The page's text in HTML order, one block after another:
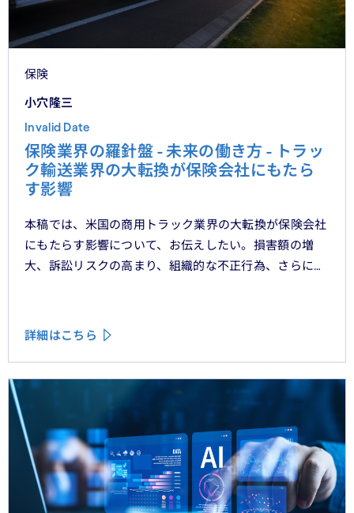
保険
小穴隆三
Invalid Date
保険業界の羅針盤 - 未来の働き方 - トラッ
ク輸送業界の大転換が保険会社にもたら
す影響
本稿では、米国の商用トラック業界の大転換が保険会社
にもたらす影響について、お伝えしたい。損害額の増
大、訴訟リスクの高まり、組織的な不正行為、さらには
詳細はこちら